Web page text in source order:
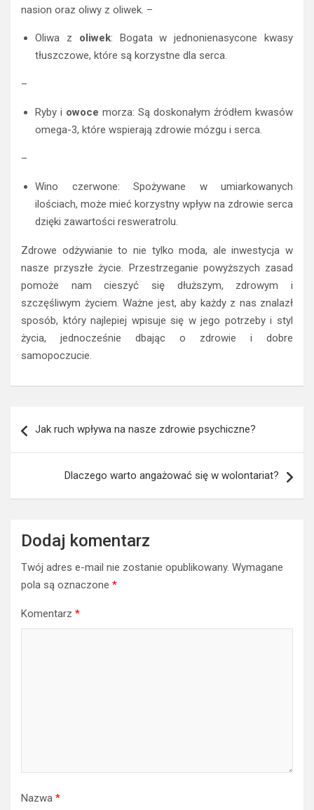
nasion oraz oliwy z oliwek. –
Oliwa z oliwek: Bogata w jednonienasycone kwasy
tłuszczowe, które są korzystne dla serca.
–
Ryby i owoce morza: Są doskonałym źródłem kwasów
omega-3, które wspierają zdrowie mózgu i serca.
–
Wino czerwone: Spożywane w umiarkowanych
ilościach, może mieć korzystny wpływ na zdrowie serca
dzięki zawartości resweratrolu.
Zdrowe odżywianie to nie tylko moda, ale inwestycja w
nasze przyszłe życie. Przestrzeganie powyższych zasad
pomoże nam cieszyć się dłuższym, zdrowym i
szczęśliwym życiem. Ważne jest, aby każdy z nas znalazł
sposób, który najlepiej wpisuje się w jego potrzeby i styl
życia, jednocześnie dbając o zdrowie i dobre
samopoczucie.
wpisu
Jak ruch wpływa na nasze zdrowie psychiczne?
Dlaczego warto angażować się w wolontariat?
Dodaj komentarz
Twój adres e-mail nie zostanie opublikowany. Wymagane
pola są oznaczone *
Komentarz *
Nazwa *